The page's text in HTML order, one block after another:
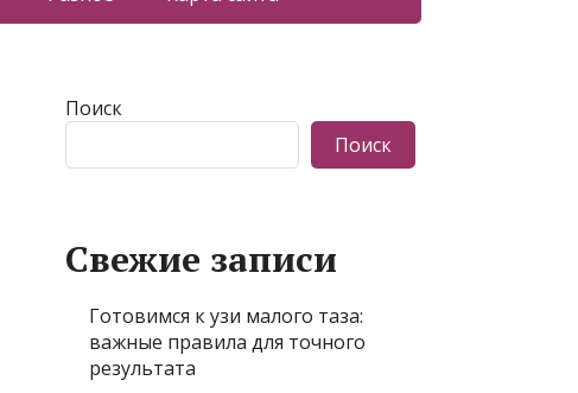
Поиск
Поиск
Свежие записи
Готовимся к узи малого таза:
важные правила для точного
результата